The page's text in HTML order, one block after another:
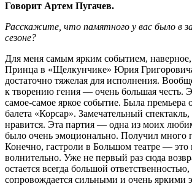
Говорит Артем Пугачев.
Расскажите, что памятного у вас было в
сезоне?
Для меня самым ярким событием,
Принца в «Щелкунчике» Юрия
достаточно тяжелая для исполнения.
к творению гения — очень большая честь.
самое-самое яркое событие. Была премьера
балета «Корсар». Замечательный
нравится. Эта партия — одна из моих
было очень эмоционально. Получил много
Конечно, гастроли в Большом театре — это
волнительно. Уже не первый раз сюда
остается всегда большой ответственностью,
сопровождается сильными и очень яркими